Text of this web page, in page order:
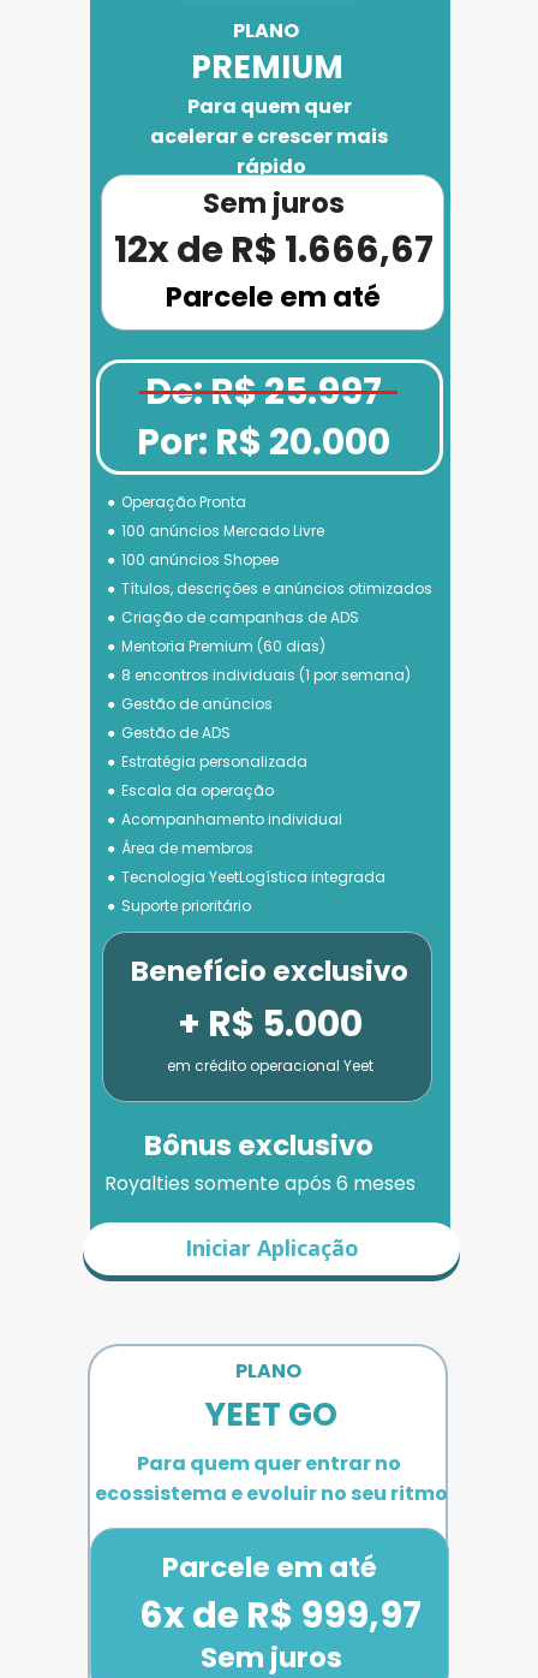
PLANO
PLANO
YEET GO
PREMIUM
Para quem quer entrar no
ecossistema e evoluir no seu ritmo
Parcele em até
Sem juros
Operação Pronta
100 anúncios Mercado Livre
100 anúncios Shopee
Títulos, descrições e anúncios otimizados
Criação de campanhas de ADS
Mentoria Premium (60 dias)
8 encontros individuais (1 por semana)
Gestão de anúncios
Gestão de ADS
Estratégia personalizada
Escala da operação
Acompanhamento individual
Área de membros
Tecnologia YeetLogística integrada
Suporte prioritário
Iniciar Aplicação
Para quem quer
acelerar e crescer mais
rápido
Parcele em até
12x de R$ 1.666,67
Sem juros
De: R$ 25.997
Por: R$ 20.000
Bônus exclusivo
+ R$ 5.000
em crédito operacional Yeet
Benefício exclusivo
Royalties somente após 6 meses
6x de R$ 999,97